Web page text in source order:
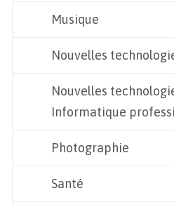
Musique
Nouvelles
Nouvelles
Informatique
Photographie
Santé